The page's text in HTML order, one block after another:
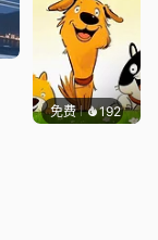
免费 192渔小小